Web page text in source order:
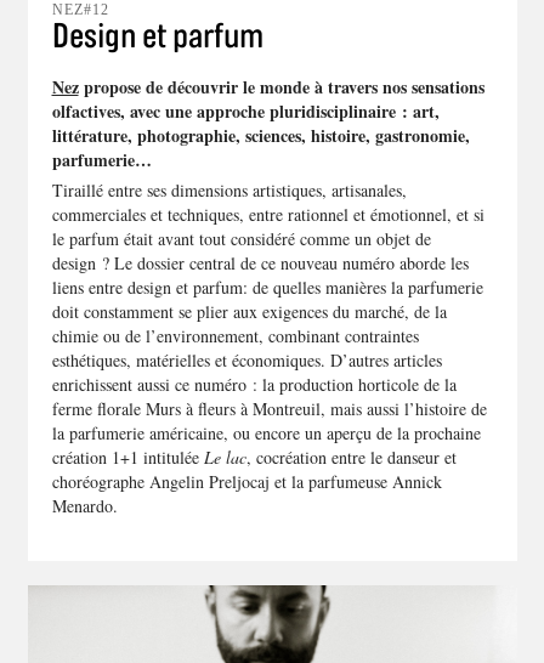
NEZ#12
Design et parfum
Nezpropose de découvrir le monde à travers nos sensations
olfactives, avec une approche pluridisciplinaire : art,
littérature, photographie, sciences, histoire, gastronomie,
parfumerie…
Tiraillé entre ses dimensions artistiques, artisanales,
commerciales et techniques, entre rationnel et émotionnel, et si
le parfum était avant tout considéré comme un objet de
design ? Le dossier central de ce nouveau numéro aborde les
liens entre design et parfum: de quelles manières la parfumerie
doit constamment se plier aux exigences du marché, de la
chimie ou de l’environnement, combinant contraintes
esthétiques, matérielles et économiques. D’autres articles
enrichissent aussi ce numéro : la production horticole de la
ferme florale Murs à fleurs à Montreuil, mais aussi l’histoire de
la parfumerie américaine, ou encore un aperçu de la prochaine
création 1+1 intitulée Le lac, cocréation entre le danseur et
choréographe Angelin Preljocaj et la parfumeuse Annick
Menardo.